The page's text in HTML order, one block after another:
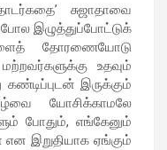
சுஜாதாவை
இழுத்துப்போட்டுக்
தோரணையோடு
உதவும்
இருக்கும்
யோசிக்காமலே
போதும், எங்கேனும்
இறுதியாக ஏங்கும்